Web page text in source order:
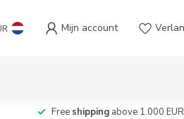
Mijn account
Free shipping above 1.000 EUR